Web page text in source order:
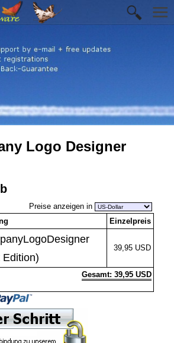
Logo Designer
Preise anzeigen in
Einzelpreis
Edition)
39,95 USD
Gesamt: 39,95 USD